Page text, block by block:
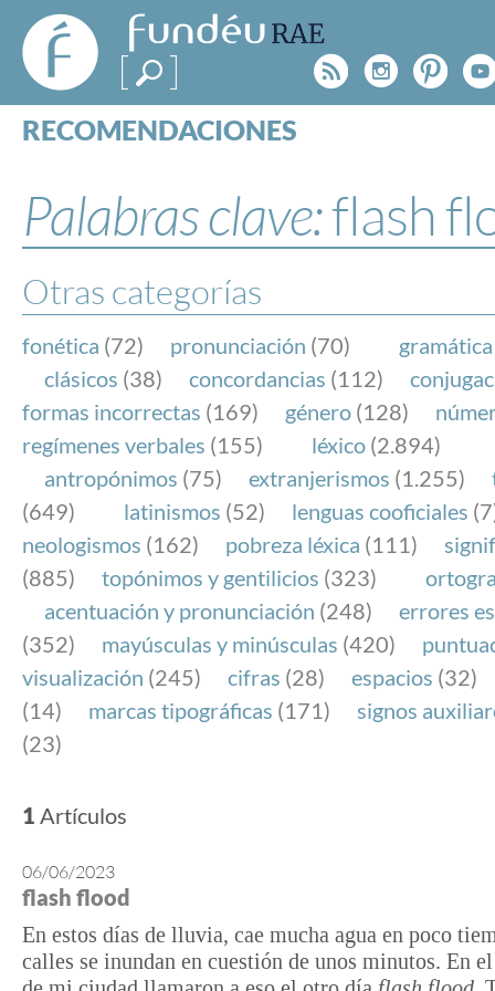
FundéuRAE
- Fundación
del Español
Urgente
Rss
RECOMENDACIONES
ESPECIALES
BLOG
NOTICIAS
SOBRE LA FUNDÉURAE
FundéuRAE es una fundación patrocinada por la
y la Real Academia Española, cuyo objetivo es
el buen uso del español en los medios de
Internet.
Palabras clave:flash
Otras categorías
fonética (72) pronunciación (70) gramática
clásicos (38) concordancias (112)
formas incorrectas (169) género (128)
regímenes verbales (155) léxico (2.894)
antropónimos (75) extranjerismos (1.255)
(649)
latinismos (52) lenguas cooficiales
neologismos (162) pobreza léxica (111)
(885)
topónimos y gentilicios (323)
acentuación y pronunciación (248)
errores
(352)
mayúsculas y minúsculas (420)
visualización (245) cifras (28) espacios (32)
(14)
marcas tipográficas (171)
signos
(23)
1 Artículos
06/06/2023
flash flood
En estos días de lluvia, cae mucha agua en poco
calles se inundan en cuestión de unos minutos. En